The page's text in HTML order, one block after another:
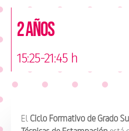
2 años
15:25-21:45 h
ElCiclo Formativo de Grado